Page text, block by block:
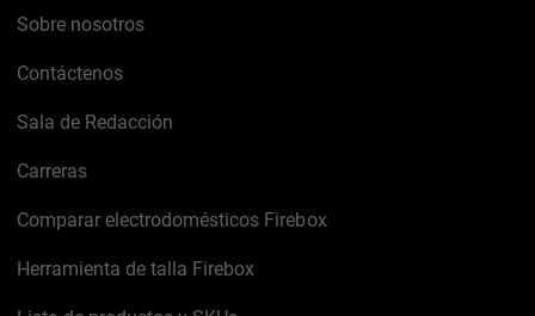
Sobre nosotros
Contáctenos
Sala de Redacción
Carreras
Comparar electrodomésticos Firebox
Herramienta de talla Firebox